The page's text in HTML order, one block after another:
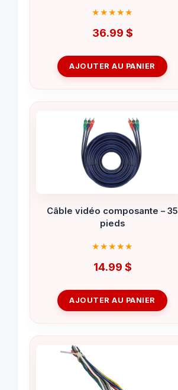
36.99 $
AJOUTER AU PANIER
Câble vidéo composante – 35
pieds
14.99 $
AJOUTER AU PANIER